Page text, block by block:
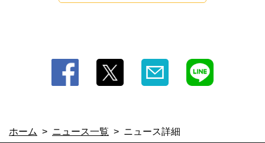
店内・外観・サービス | Italian Bar KIMURAYA 京都駅前
京都府京都市下京区塩小路通烏丸東入ル東塩小路町717-3 飯田惣平
ビル 1F・2F
お店情報をコピー
ホーム ニュース一覧 ニュース詳細